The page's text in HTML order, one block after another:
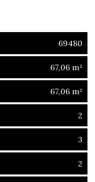
69480
67,06 m²
67,06 m²
2
3
2